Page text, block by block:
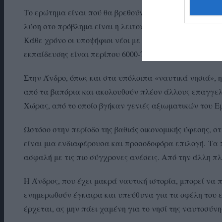
Το ερώτημα είναι πού θα βρεθούν αρκετές χιλιάδες
λύση στο πρόβλημα είναι η λειτουργία ικανού
Κάθε χρόνο οι υποψήφιοι νέοι με τα απαιτούμενα
εκπαίδευσης είναι περίπου 6000-7000 και στο τέλος
Στην Άνδρο, όπως και στα υπόλοιπα «ναυτικά νησιά»,
από τα βαπόρια και ακολουθούν πλέον άλλους
Χώρας, από το οποίο βγήκαν γενιές αξιωματικών του
Ωστόσο στην περίοδο της βαθιάς οικονομικής ύφεσης,
είναι μια ενδιαφέρουσα και προσοδοφόρα επιλογή. Τα
ασφαλή με τις πιο σύγχρονες ανέσεις. Από την άλλη
Η Άνδρος, που έχει μακρά ναυτική ιστορία, μπορεί να
ενημερωθούν έγκαιρα και υπεύθυνα για τα οφέλη
έρχεται, ας μην πάει χαμένη για το νησί της